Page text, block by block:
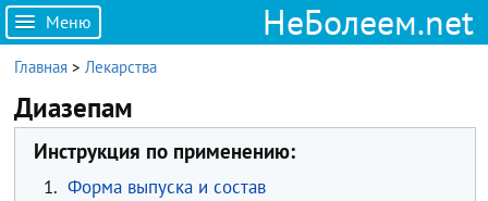
Меню НеБолеем.net
Главная >Лекарства
Диазепам
Инструкция по применению:
1. Форма выпуска и состав